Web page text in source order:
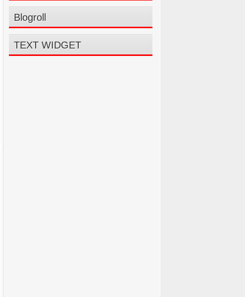
Blogroll
TEXT WIDGET